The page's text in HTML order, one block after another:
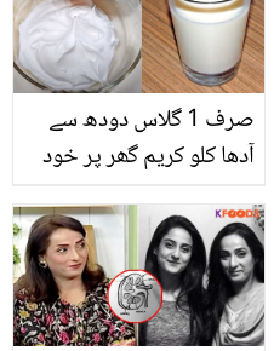
میں، جس نے سلطنت
عثمانیہ کو آپس میں لڑوا
دیا
صرف 1 گلاس دودھ سے
آدھا کلو کریم گھر پر خود
بیکری والے بھی چھپاتے
ہیں